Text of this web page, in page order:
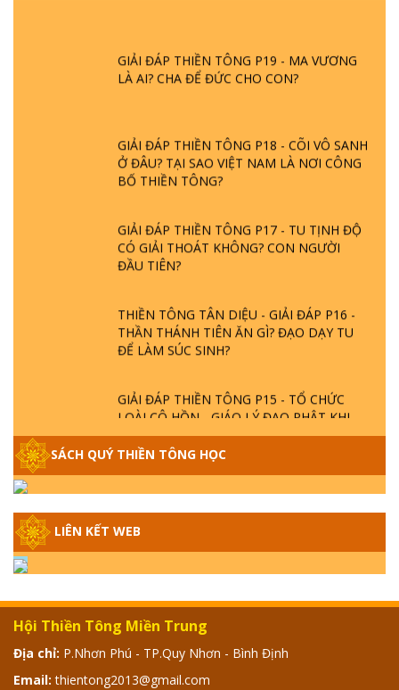
GIẢI ĐÁP THIỀN TÔNG P19 - MA VƯƠNG
LÀ AI? CHA ĐỂ ĐỨC CHO CON?
GIẢI ĐÁP THIỀN TÔNG P18 - CÕI VÔ SANH
Ở ĐÂU? TẠI SAO VIỆT NAM LÀ NƠI CÔNG
BỐ THIỀN TÔNG?
GIẢI ĐÁP THIỀN TÔNG P17 - TU TỊNH ĐỘ
CÓ GIẢI THOÁT KHÔNG? CON NGƯỜI
ĐẦU TIÊN?
THIỀN TÔNG TÂN DIỆU - GIẢI ĐÁP P16 -
THẦN THÁNH TIÊN ĂN GÌ? ĐẠO DẠY TU
ĐỂ LÀM SÚC SINH?
GIẢI ĐÁP THIỀN TÔNG P15 - TỔ CHỨC
LOÀI CÔ HỒN - GIÁO LÝ ĐẠO PHẬT KHI
GIẢI ĐÁP THIỀN TÔNG ĐẶC BIỆT - P14 -
NGUỒN GỐC ÂM LỊCH DƯƠNG LỊCH -
TẦNG BÌNH LƯU LỚN ĐẾN ĐÂU
CON NGƯỜI TU THÀNH PHẬT ĐƯỢC
GIẢI ĐÁP THIỀN TÔNG ĐẶC BIỆT - P12 -
SỰ THẬT VỀ ĐẠI HỒNG THỦY? TRỜI ĐÁNH
THÁNH ĐÂM THẦN VẶN HỌNG?
SÁCH QUÝ THIỀN TÔNG HỌC
LIÊN KẾT WEB
Hội Thiền Tông Miền Trung
Địa chỉ: P.Nhơn Phú - TP.Quy Nhơn - Bình Định
Email: thientong2013@gmail.com